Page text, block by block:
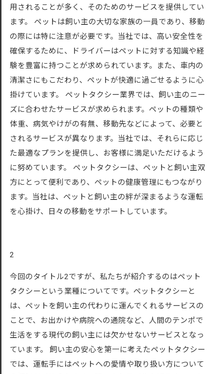
用されることが多く、そのためのサービスを提供してい
ます。 ペットは飼い主の大切な家族の一員であり、移動
の際には特に注意が必要です。当社では、高い安全性を
確保するために、ドライバーはペットに対する知識や経
験を豊富に持つことが求められています。また、車内の
清潔さにもこだわり、ペットが快適に過ごせるように心
掛けています。 ペットタクシー業界では、飼い主のニー
ズに合わせたサービスが求められます。ペットの種類や
体重、病気やけがの有無、移動先などによって、必要と
されるサービスが異なります。当社では、それらに応じ
た最適なプランを提供し、お客様に満足いただけるよう
に努めています。 ペットタクシーは、ペットと飼い主双
方にとって便利であり、ペットの健康管理にもつながり
ます。当社は、ペットと飼い主の絆が深まるような運転
を心掛け、日々の移動をサポートしています。
2
今回のタイトル2ですが、私たちが紹介するのはペット
タクシーという業種についてです。ペットタクシーと
は、ペットを飼い主の代わりに運んでくれるサービスの
ことで、お出かけや病院への通院など、人間のテンポで
生活をする現代の飼い主には欠かせないサービスとなっ
ています。 飼い主の安心を第一に考えたペットタクシー
では、運転手にはペットへの愛情や取り扱い方について